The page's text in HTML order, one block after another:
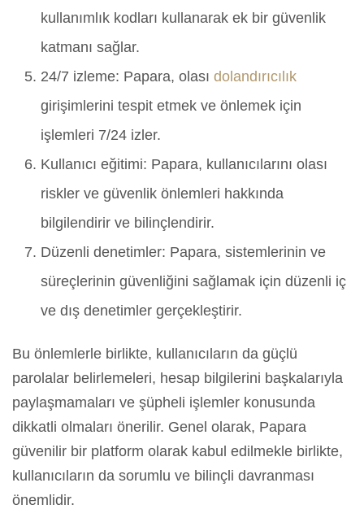
kullanımlık kodları kullanarak ek bir güvenlik
katmanı sağlar.
24/7 izleme: Papara, olası dolandırıcılık
girişimlerini tespit etmek ve önlemek için
işlemleri 7/24 izler.
Kullanıcı eğitimi: Papara, kullanıcılarını olası
riskler ve güvenlik önlemleri hakkında
bilgilendirir ve bilinçlendirir.
Düzenli denetimler: Papara, sistemlerinin ve
süreçlerinin güvenliğini sağlamak için düzenli iç
ve dış denetimler gerçekleştirir.
Bu önlemlerle birlikte, kullanıcıların da güçlü
parolalar belirlemeleri, hesap bilgilerini başkalarıyla
paylaşmamaları ve şüpheli işlemler konusunda
dikkatli olmaları önerilir. Genel olarak, Papara
güvenilir bir platform olarak kabul edilmekle birlikte,
kullanıcıların da sorumlu ve bilinçli davranması
önemlidir.